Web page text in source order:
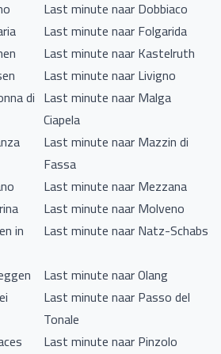
Last minute naar Dobbiaco
Last minute naar Folgarida
Last minute naar Kastelruth
Last minute naar Livigno
di Last minute naar Malga
Ciapela
Last minute naar Mazzin di
Fassa
Last minute naar Mezzana
Last minute naar Molveno
in
Last minute naar Natz-Schabs
Last minute naar Olang
Last minute naar Passo del
Tonale
Last minute naar Pinzolo